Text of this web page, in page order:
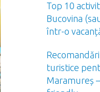
Top 10
Bucovina
într-o
turistice
Maramureș